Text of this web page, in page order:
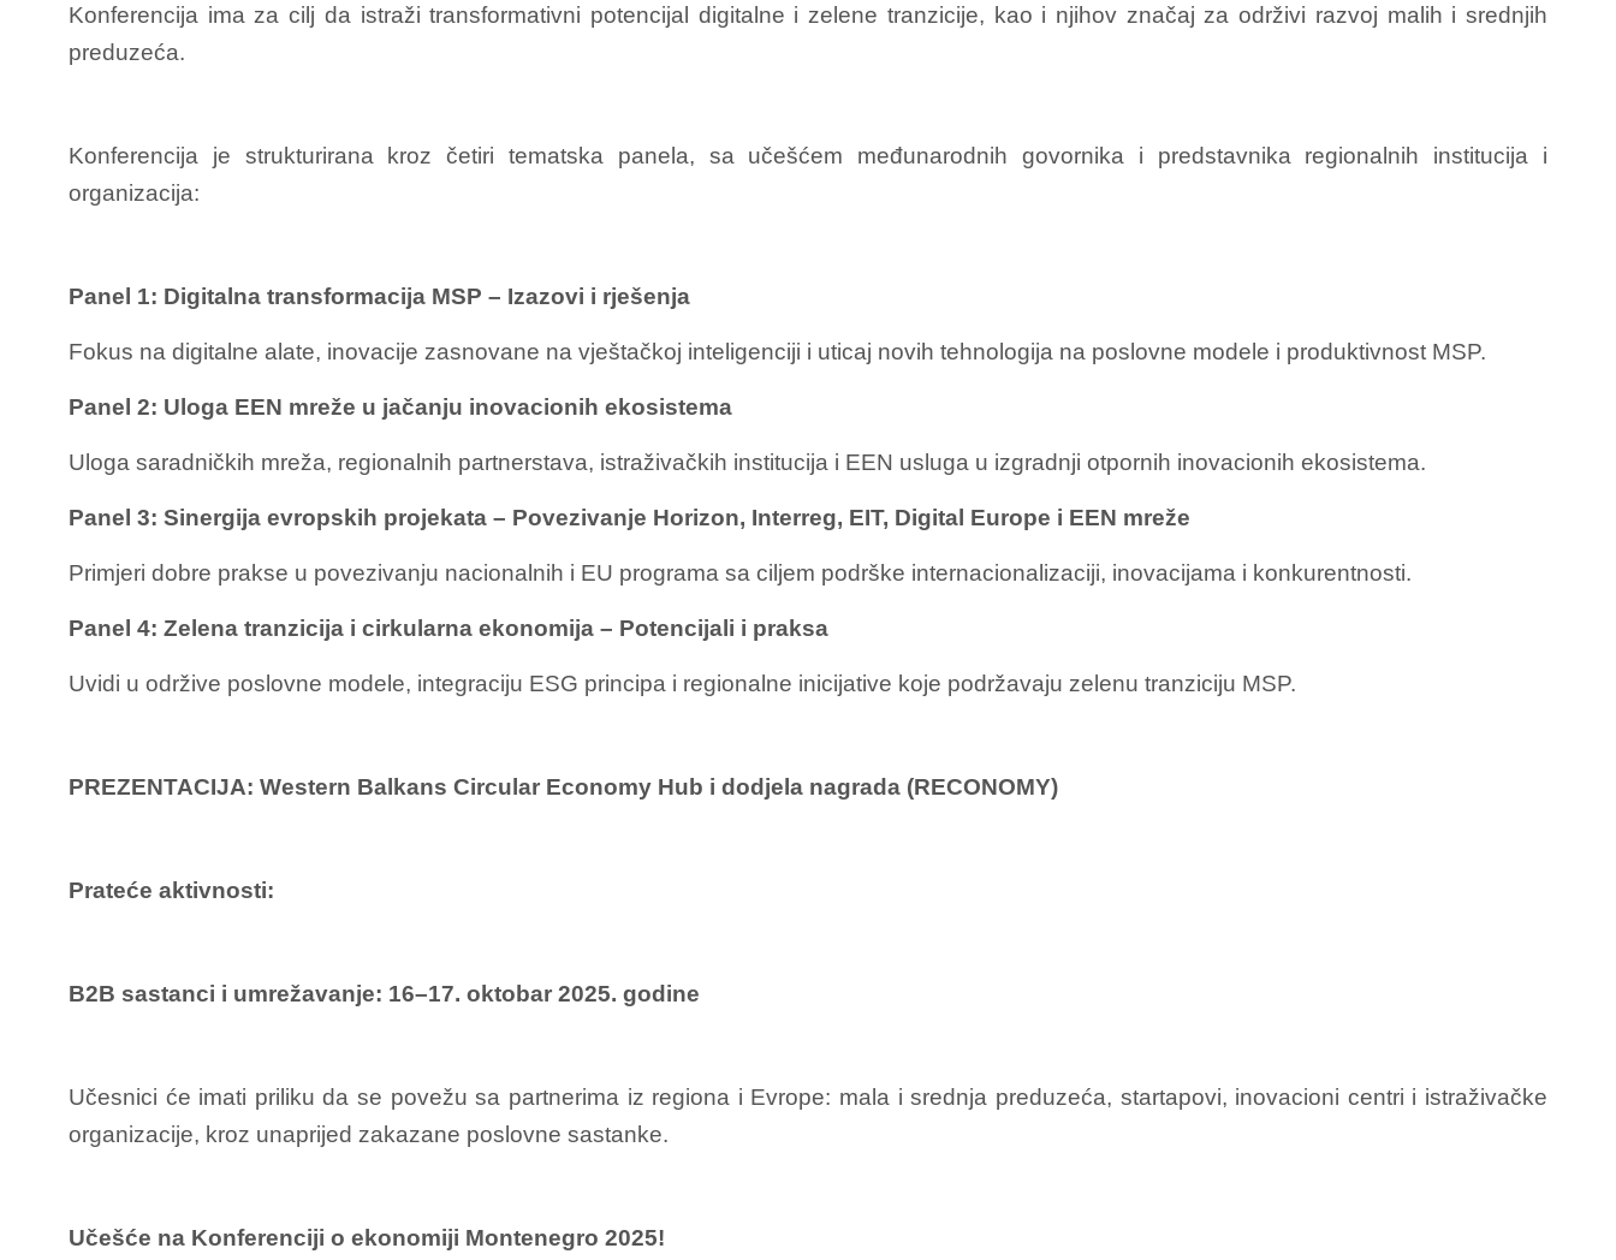
Konferencija ima za cilj da istraži transformativni potencijal digitalne i zelene tranzicije, kao i njihov značaj za održivi razvoj malih i srednjih
preduzeća.
Konferencija je strukturirana kroz četiri tematska panela, sa učešćem međunarodnih govornika i predstavnika regionalnih institucija i
organizacija:
Panel 1: Digitalna transformacija MSP – Izazovi i rješenja
Fokus na digitalne alate, inovacije zasnovane na vještačkoj inteligenciji i uticaj novih tehnologija na poslovne modele i produktivnost MSP.
Panel 2: Uloga EEN mreže u jačanju inovacionih ekosistema
Uloga saradničkih mreža, regionalnih partnerstava, istraživačkih institucija i EEN usluga u izgradnji otpornih inovacionih ekosistema.
Panel 3: Sinergija evropskih projekata – Povezivanje Horizon, Interreg, EIT, Digital Europe i EEN mreže
Primjeri dobre prakse u povezivanju nacionalnih i EU programa sa ciljem podrške internacionalizaciji, inovacijama i konkurentnosti.
Panel 4: Zelena tranzicija i cirkularna ekonomija – Potencijali i praksa
Uvidi u održive poslovne modele, integraciju ESG principa i regionalne inicijative koje podržavaju zelenu tranziciju MSP.
PREZENTACIJA: Western Balkans Circular Economy Hub i dodjela nagrada (RECONOMY)
Prateće aktivnosti:
B2B sastanci i umrežavanje: 16–17. oktobar 2025. godine
Učesnici će imati priliku da se povežu sa partnerima iz regiona i Evrope: mala i srednja preduzeća, startapovi, inovacioni centri i istraživačke
organizacije, kroz unaprijed zakazane poslovne sastanke.
Učešće na Konferenciji o ekonomiji Montenegro 2025!